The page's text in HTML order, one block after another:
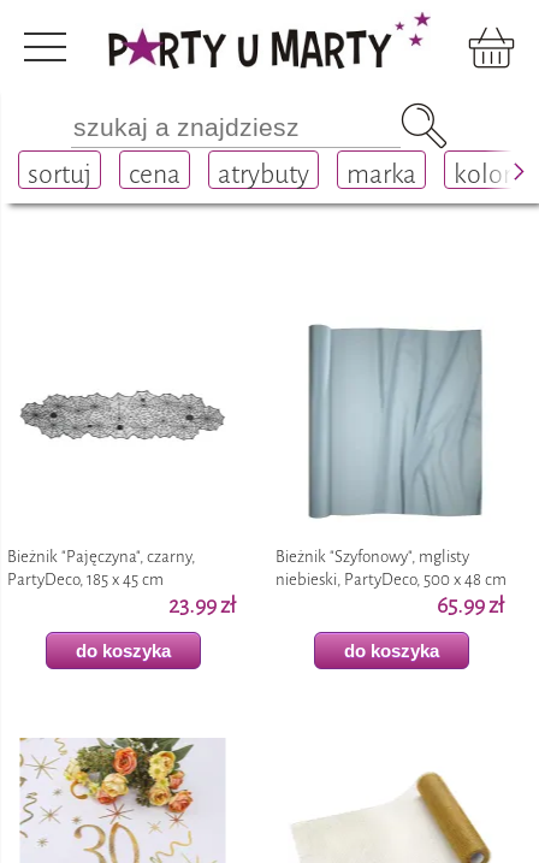
sortuj cena atrybuty marka kolor
Dekoracje zastawa stołowa
nakrycie stołu
bieżniki
Bieżnik "Pajęczyna", czarny,
PartyDeco, 185 x 45 cm
23.99 zł
do koszyka
Bieżnik "Szyfonowy", mglisty
niebieski, PartyDeco, 500 x 48 cm
65.99 zł
do koszyka